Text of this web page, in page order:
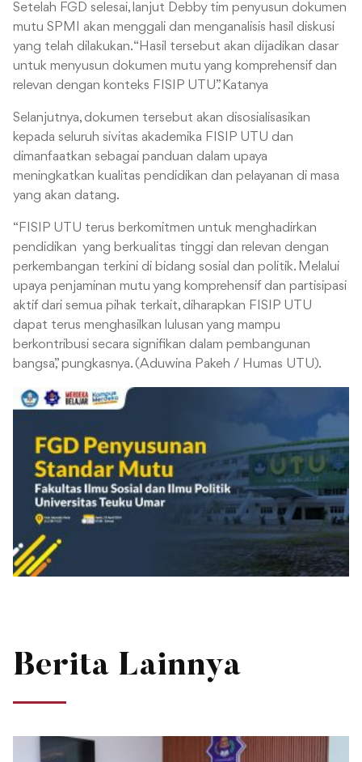
Setelah FGD selesai, lanjut Debby tim penyusun dokumen
mutu SPMI akan menggali dan menganalisis hasil diskusi
yang telah dilakukan. “Hasil tersebut akan dijadikan dasar
untuk menyusun dokumen mutu yang komprehensif dan
relevan dengan konteks FISIP UTU”. Katanya
Selanjutnya, dokumen tersebut akan disosialisasikan
kepada seluruh sivitas akademika FISIP UTU dan
dimanfaatkan sebagai panduan dalam upaya
meningkatkan kualitas pendidikan dan pelayanan di masa
yang akan datang.
“FISIP UTU terus berkomitmen untuk menghadirkan
pendidikan yang berkualitas tinggi dan relevan dengan
perkembangan terkini di bidang sosial dan politik. Melalui
upaya penjaminan mutu yang komprehensif dan partisipasi
aktif dari semua pihak terkait, diharapkan FISIP UTU
dapat terus menghasilkan lulusan yang mampu
berkontribusi secara signifikan dalam pembangunan
bangsa,” pungkasnya. (Aduwina Pakeh / Humas UTU).
Berita Lainnya